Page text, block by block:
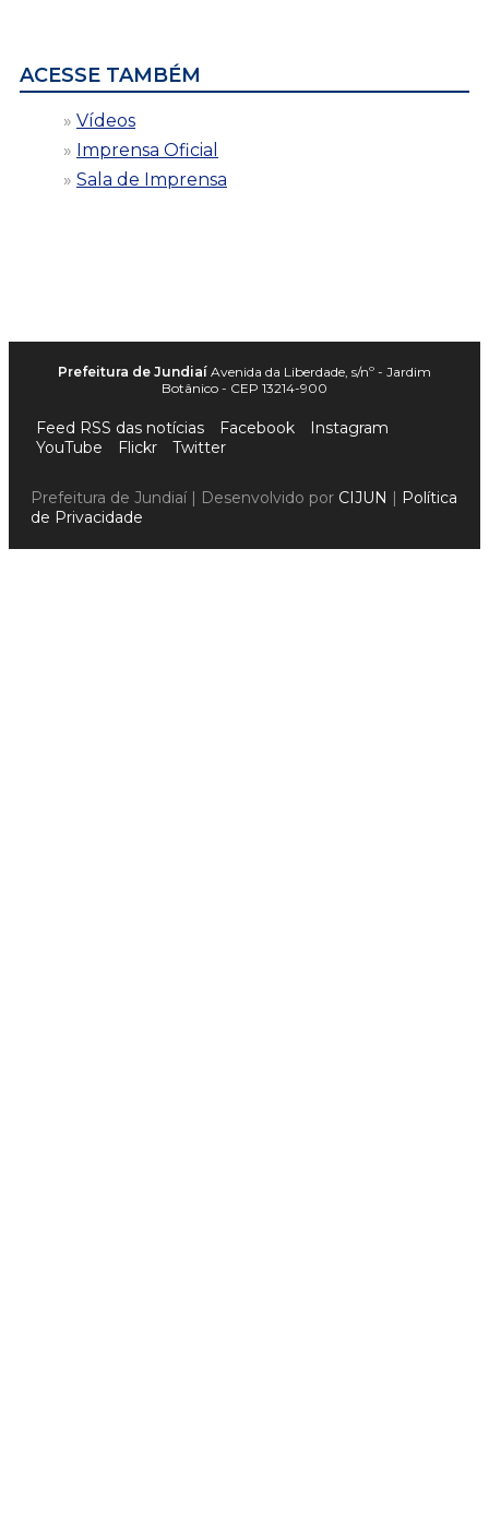
ACESSE TAMBÉM
Vídeos
Imprensa Oficial
Sala de Imprensa
Prefeitura de Jundiaí Avenida da Liberdade, s/nº - Jardim
Botânico - CEP 13214-900
Feed RSS das notícias Facebook
Instagram
YouTube
Flickr Twitter
Prefeitura de Jundiaí | Desenvolvido por CIJUN | Política
de Privacidade